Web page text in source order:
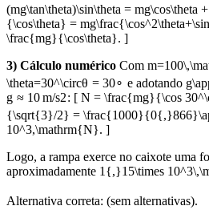
(mg\tan\theta)\sin\theta = mg\cos\theta
{\cos\theta} =
\frac{mg}{\cos\theta}. ]
3) Cálculo numérico Com
\theta=30^\circθ = 30∘ e adotando
g ≈ 10m/s2: [ N = \frac{mg}{\cos
{\sqrt{3}/2} =
10^3,\mathrm{N}. ]
Logo, a rampa exerce no caixote uma
aproximadamente 1{,}15\times
Alternativa correta: (sem alternativas).